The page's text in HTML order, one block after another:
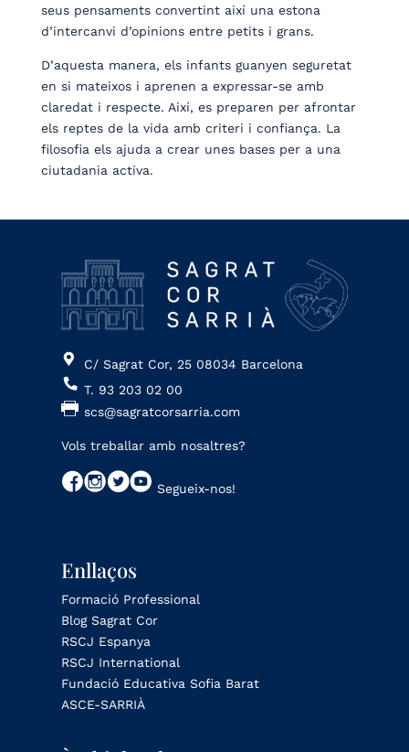
seus pensaments convertint així una estona
d’intercanvi d’opinions entre petits i grans.
D’aquesta manera, els infants guanyen seguretat
en si mateixos i aprenen a expressar-se amb
claredat i respecte. Així, es preparen per afrontar
els reptes de la vida amb criteri i confiança. La
filosofia els ajuda a crear unes bases per a una
ciutadania activa.
C/ Sagrat Cor, 25 08034 Barcelona
T. 93 203 02 00
scs@sagratcorsarria.com
Vols treballar amb nosaltres?
Segueix-nos!
Enllaços
Formació Professional
Blog Sagrat Cor
RSCJ Espanya
RSCJ International
Fundació Educativa Sofia Barat
ASCE-SARRIÀ